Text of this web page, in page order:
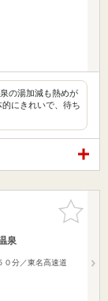
の湯加減も熱めが
にきれいで、待ち
お気に入
りに追加
泉
分／東名高速道